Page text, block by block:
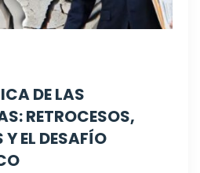
DE LAS
RETROCESOS,
EL DESAFÍO